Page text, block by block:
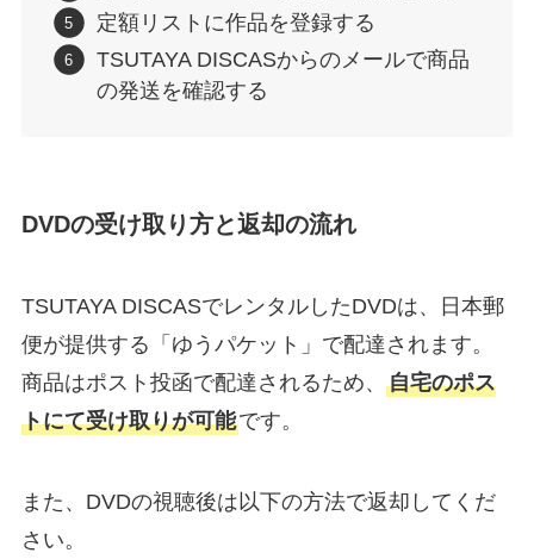
定額リストに作品を登録する
TSUTAYA DISCASからのメールで商品
の発送を確認する
DVDの受け取り方と返却の流れ
TSUTAYA DISCASでレンタルしたDVDは、日本郵
便が提供する「ゆうパケット」で配達されます。
商品はポスト投函で配達されるため、 自宅のポス
トにて受け取りが可能です。
また、DVDの視聴後は以下の方法で返却してくだ
さい。